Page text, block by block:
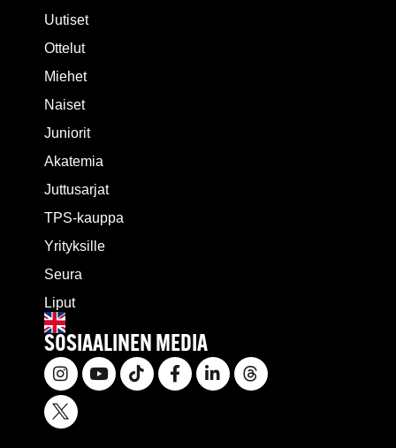
Uutiset
Ottelut
Miehet
Naiset
Juniorit
Akatemia
Juttusarjat
TPS-kauppa
Yrityksille
Seura
Liput
SOSIAALINEN MEDIA